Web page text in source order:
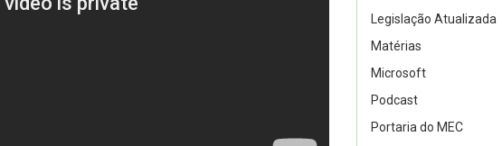
Legislação Atualizada
Matérias
Microsoft
Podcast
Portaria do MEC